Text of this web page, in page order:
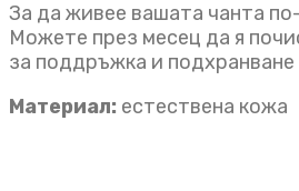
За да живее вашата чанта
Можете през месец да я
за поддръжка и подхранване
Материал: естествена кожа